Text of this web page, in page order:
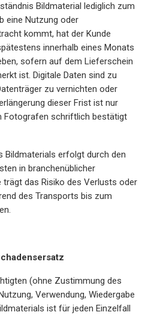
Bildmaterial lediglich zum
eine Nutzung oder
kommt, hat der Kunde
innerhalb eines Monats
sofern auf dem Lieferschein
ist. Digitale Daten sind zu
zu vernichten oder
dieser Frist ist nur
Fotografen schriftlich bestätigt
Bildmaterials erfolgt durch den
in branchenüblicher
trägt das Risiko des Verlusts oder
des Transports bis zum
(ohne Zustimmung des
Verwendung, Wiedergabe
ist für jeden Einzelfall